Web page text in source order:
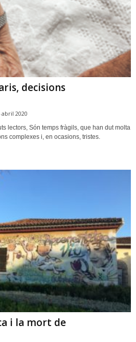
decisions
abril 2020
lectors, Són temps fràgils, que han dut molta
complexes i, en ocasions, tristes.
i la mort de